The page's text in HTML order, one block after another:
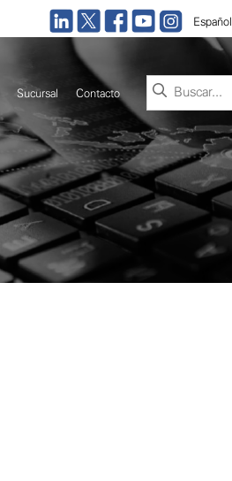
Español
Sucursal Contacto Buscar: